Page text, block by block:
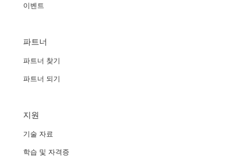
이벤트
파트너
파트너 찾기
파트너 되기
지원
기술 자료
학습 및 자격증